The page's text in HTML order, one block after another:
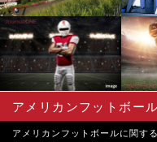
アメリカンフットボール
アメリカンフットボールに関す